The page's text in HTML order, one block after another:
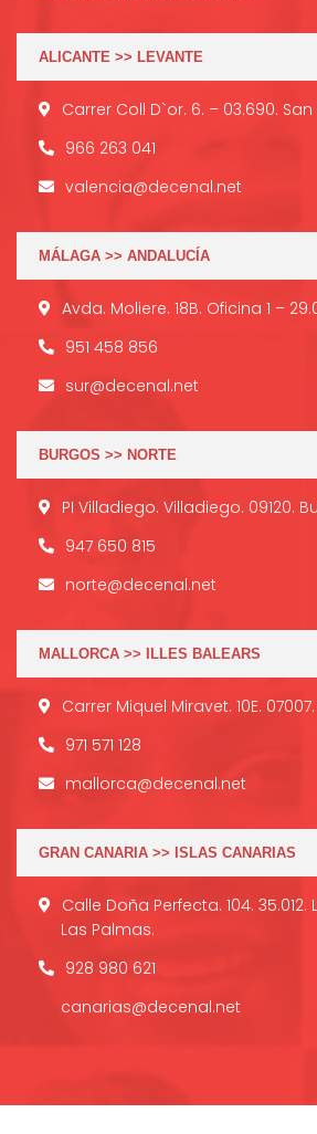
ALICANTE >> LEVANTE
Carrer Coll D`or. 6. – 03.690.
966 263 041
valencia@decenal.net
MÁLAGA >> ANDALUCÍA
Avda. Moliere. 18B. Oficina 1 –
951 458 856
sur@decenal.net
BURGOS >> NORTE
PI Villadiego. Villadiego. 09120.
947 650 815
norte@decenal.net
MALLORCA >> ILLES BALEARS
Carrer Miquel Miravet. 10E.
971 571 128
mallorca@decenal.net
GRAN CANARIA >> ISLAS CANARIAS
Calle Doña Perfecta. 104.
Las Palmas.
928 980 621
canarias@decenal.net